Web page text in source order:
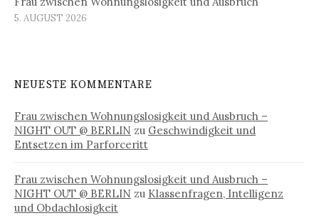
5. AUGUST 2026
NEUESTE KOMMENTARE
Frau zwischen Wohnungslosigkeit und Ausbruch –
NIGHT OUT @ BERLIN zu Geschwindigkeit und
Entsetzen im Parforceritt
Frau zwischen Wohnungslosigkeit und Ausbruch –
NIGHT OUT @ BERLIN zu Klassenfragen, Intelligenz
und Obdachlosigkeit